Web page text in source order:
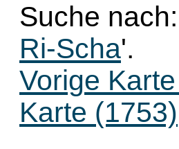
Suche
Ri-Scha'.
Vorige
Karte (1753)